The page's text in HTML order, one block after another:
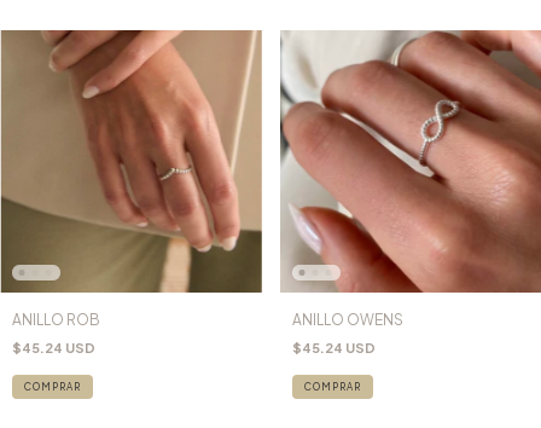
ANILLO ROB
$45.24 USD
COMPRAR
ANILLO OWENS
$45.24 USD
COMPRAR